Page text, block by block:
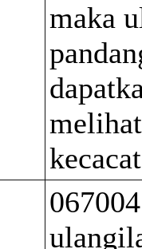
maka